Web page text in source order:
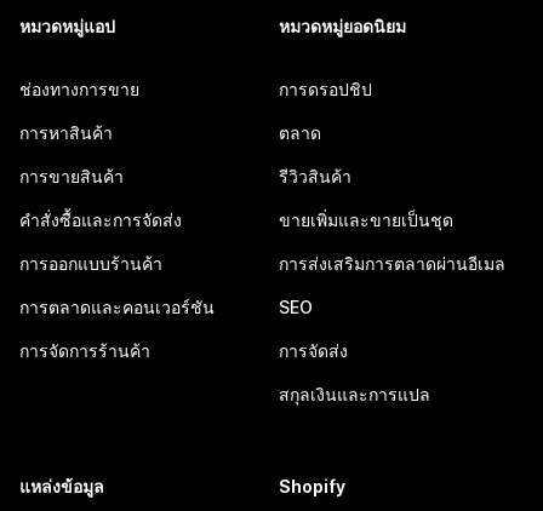
หมวดหมู่แอป
ช่องทางการขาย
การหาสินค้า
การขายสินค้า
คำสั่งซื้อและการจัดส่ง
การออกแบบร้านค้า
การตลาดและคอนเวอร์ชัน
การจัดการร้านค้า
หมวดหมู่ยอดนิยม
การดรอปชิป
ตลาด
รีวิวสินค้า
ขายเพิ่มและขายเป็นชุด
การส่งเสริมการตลาดผ่านอีเมล
SEO
การจัดส่ง
สกุลเงินและการแปล
แหล่งข้อมูล Shopify